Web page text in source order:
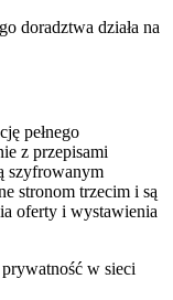
doradztwa działa na
pełnego
z przepisami
szyfrowanym
stronom trzecim i są
oferty i wystawienia
w sieci